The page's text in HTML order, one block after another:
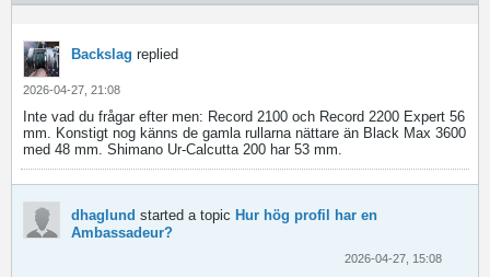
Backslag replied
2026-04-27, 21:08
Inte vad du frågar efter men: Record 2100 och Record 2200 Expert 56
mm. Konstigt nog känns de gamla rullarna nättare än Black Max 3600
med 48 mm. Shimano Ur-Calcutta 200 har 53 mm.
dhaglund started a topic Hur hög profil har en
Ambassadeur?
2026-04-27, 15:08